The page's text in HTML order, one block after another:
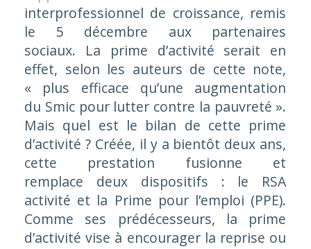
interprofessionnel de croissance, remis
le 5 décembre aux partenaires
sociaux. La prime d’activité serait en
effet, selon les auteurs de cette note,
« plus efficace qu’une augmentation
du Smic pour lutter contre la pauvreté ».
Mais quel est le bilan de cette prime
d’activité ? Créée, il y a bientôt deux ans,
cette prestation fusionne et
remplace deux dispositifs : le RSA
activité et la Prime pour l’emploi (PPE).
Comme ses prédécesseurs, la prime
d’activité vise à encourager la reprise ou